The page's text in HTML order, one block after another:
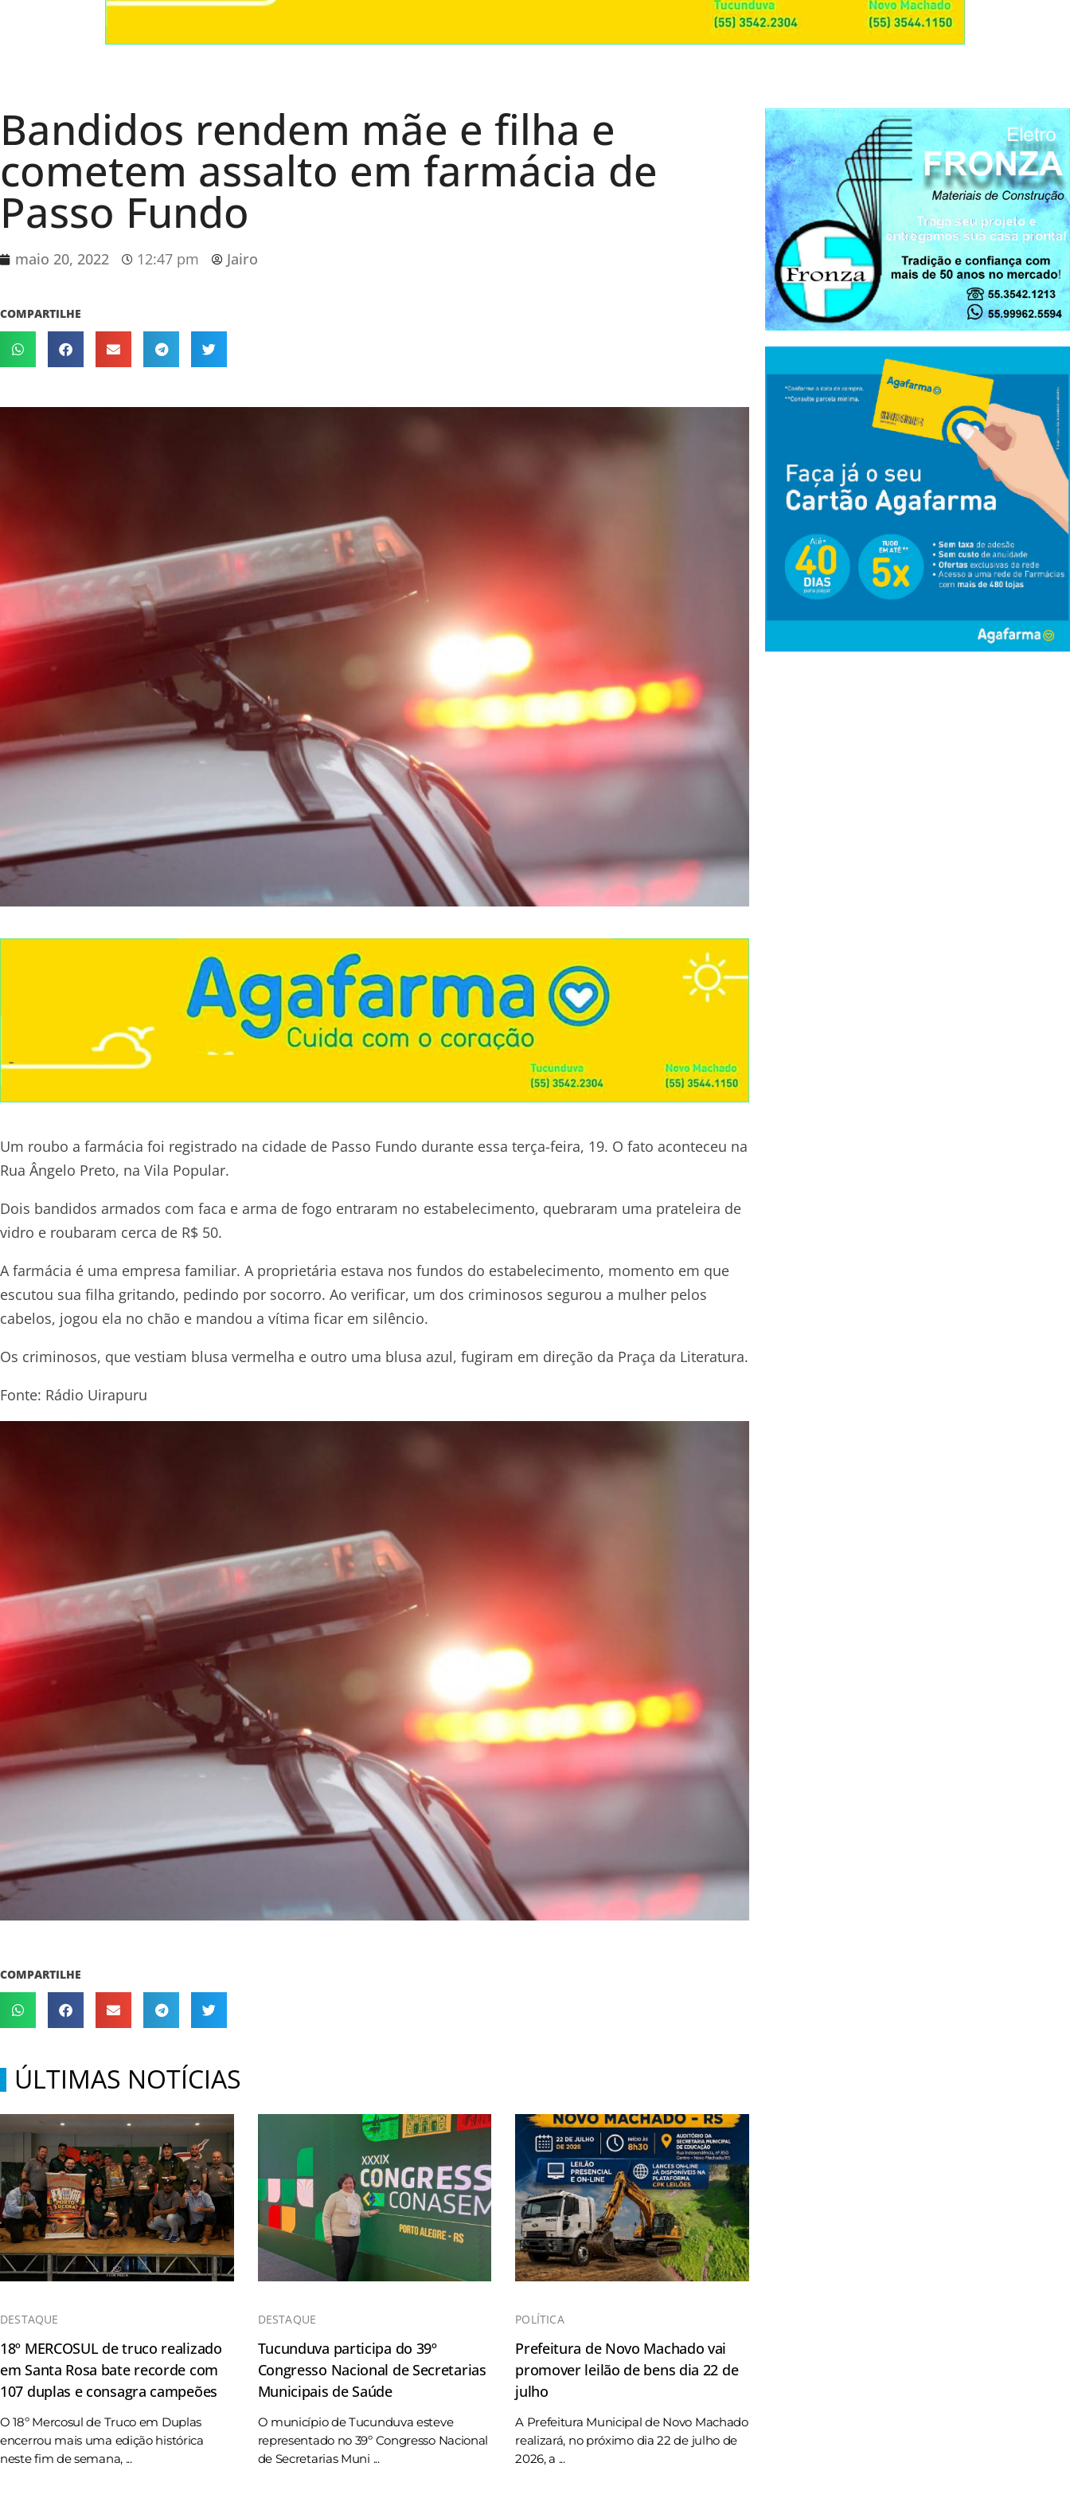
Bandidos rendem mãe e filha e
cometem assalto em farmácia de
Passo Fundo
maio 20, 2022 12:47 pm Jairo
COMPARTILHE
Um roubo a farmácia foi registrado na cidade de Passo Fundo durante essa terça-feira, 19. O fato aconteceu na
Rua Ângelo Preto, na Vila Popular.
Dois bandidos armados com faca e arma de fogo entraram no estabelecimento, quebraram uma prateleira de
vidro e roubaram cerca de R$ 50.
A farmácia é uma empresa familiar. A proprietária estava nos fundos do estabelecimento, momento em que
escutou sua filha gritando, pedindo por socorro. Ao verificar, um dos criminosos segurou a mulher pelos
cabelos, jogou ela no chão e mandou a vítima ficar em silêncio.
Os criminosos, que vestiam blusa vermelha e outro uma blusa azul, fugiram em direção da Praça da Literatura.
Fonte: Rádio Uirapuru
COMPARTILHE
ÚLTIMAS NOTÍCIAS
DESTAQUE
18º MERCOSUL de truco realizado
em Santa Rosa bate recorde com
107 duplas e consagra campeões
O 18º Mercosul de Truco em Duplas
encerrou mais uma edição histórica
neste fim de semana, ...
DESTAQUE
Tucunduva participa do 39º
Congresso Nacional de Secretarias
Municipais de Saúde
O município de Tucunduva esteve
representado no 39º Congresso Nacional
de Secretarias Muni ...
POLÍTICA
Prefeitura de Novo Machado vai
promover leilão de bens dia 22 de
julho
A Prefeitura Municipal de Novo Machado
realizará, no próximo dia 22 de julho de
2026, a ...